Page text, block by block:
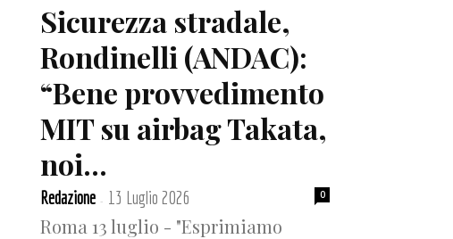
Sicurezza stradale,
Rondinelli (ANDAC):
“Bene provvedimento
MIT su airbag Takata,
noi...
Redazione - 13 Luglio 2026 0
Roma 13 luglio - "Esprimiamo